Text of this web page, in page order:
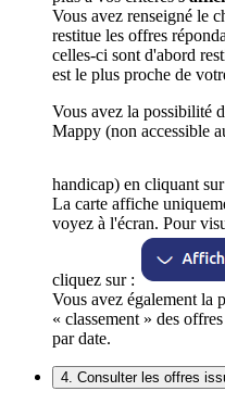
Vous avez renseigné le
restitue les offres
celles-ci sont d'abord
est le plus proche de
Vous avez la possibilité
Mappy (non accessible
handicap) en cliquant
La carte affiche
voyez à l'écran. Pour
cliquez sur :
Vous avez également la
« classement » des
par date.
4. Consulter les offres